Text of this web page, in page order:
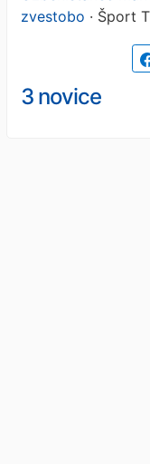
zvestobo · Šport
3 novice